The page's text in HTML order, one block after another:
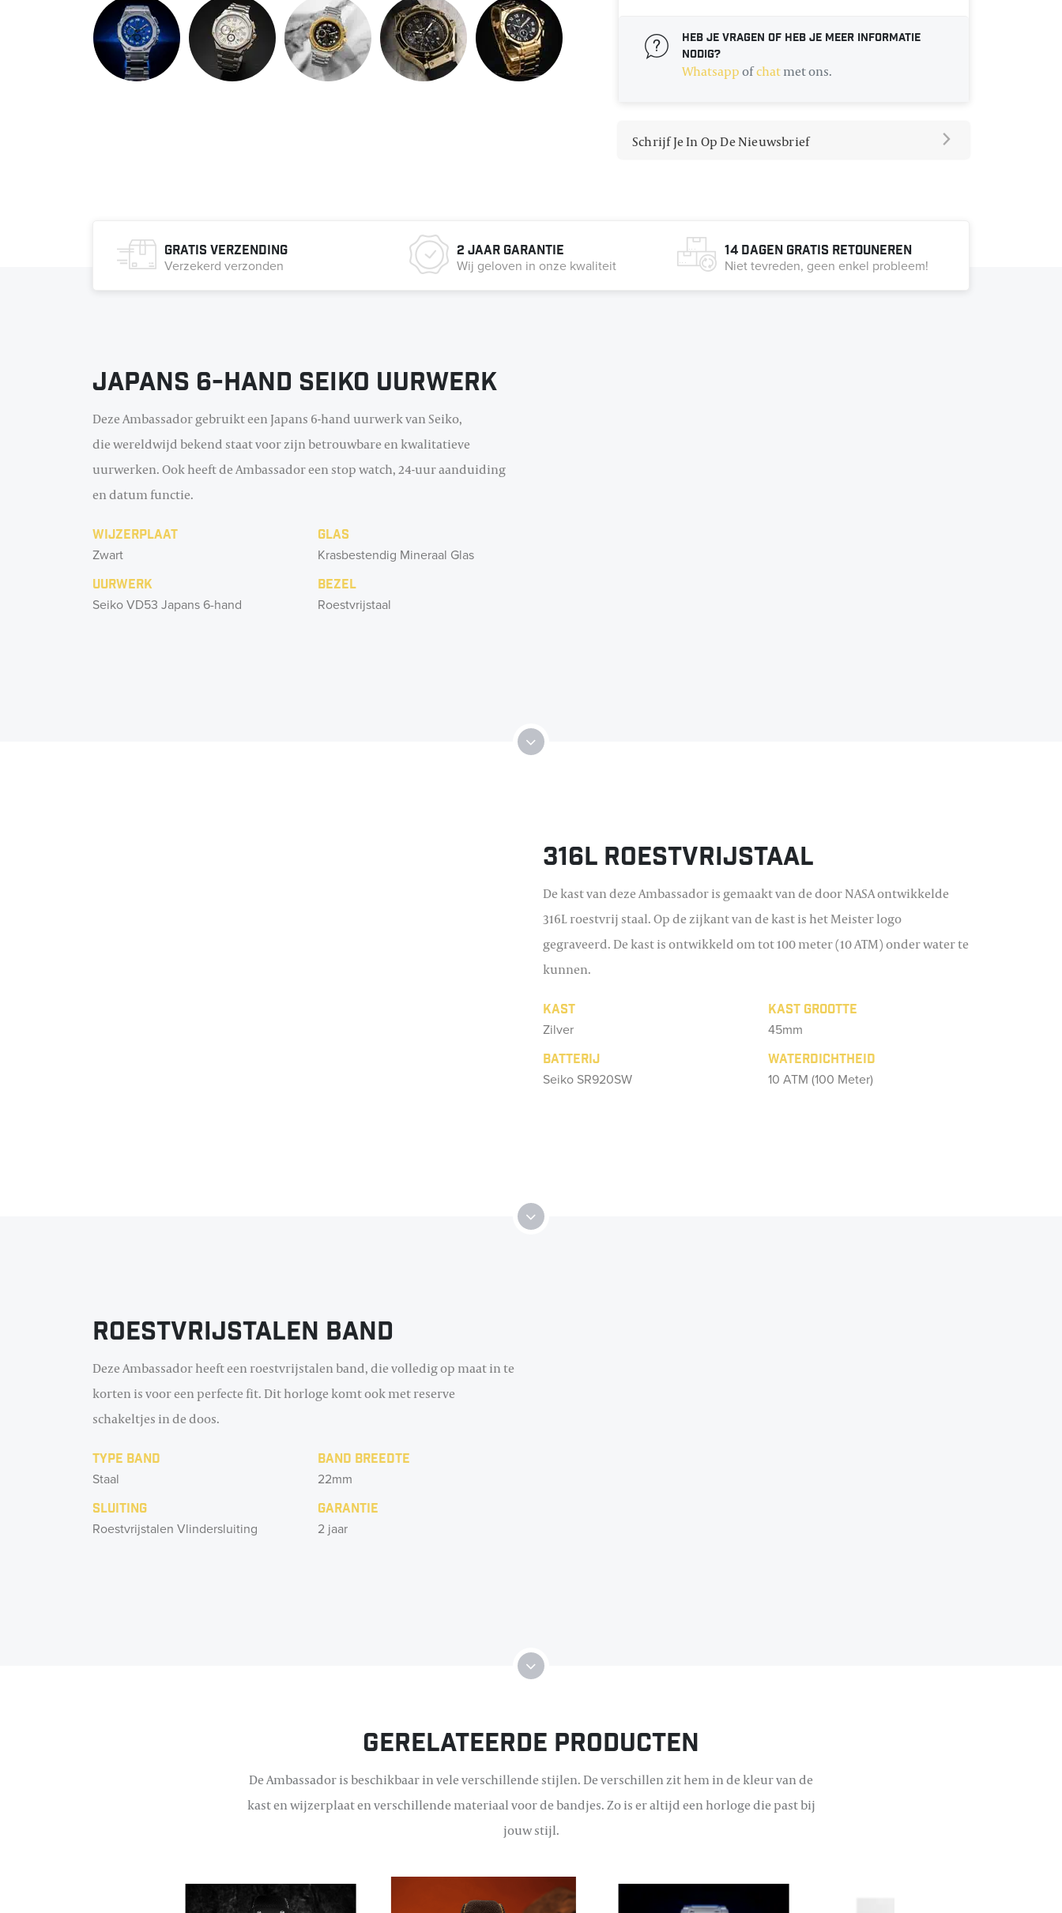
Heb je vragen of heb je meer informatie
nodig?
Whatsappofchatmet ons.
Schrijf Je In Op De Nieuwsbrief
Gratis verzending
Verzekerd verzonden
2 jaar garantie
Wij geloven in onze kwaliteit
14 dagen gratis retouneren
Niet tevreden, geen enkel probleem!
Japans 6-hand Seiko uurwerk
Deze Ambassador gebruikt een Japans 6-hand uurwerk van Seiko,
die wereldwijd bekend staat voor zijn betrouwbare en kwalitatieve
uurwerken. Ook heeft de Ambassador een stop watch, 24-uur aanduiding
en datum functie.
Wijzerplaat Glas
Zwart Krasbestendig Mineraal Glas
Uurwerk Bezel
Seiko VD53 Japans 6-hand Roestvrijstaal
316L roestvrijstaal
De kast van deze Ambassador is gemaakt van de door NASA ontwikkelde
316L roestvrij staal. Op de zijkant van de kast is het Meister logo
gegraveerd. De kast is ontwikkeld om tot 100 meter (10 ATM) onder water te
kunnen.
Kast Kast grootte
Zilver 45mm
Batterij Waterdichtheid
Seiko SR920SW 10 ATM (100 Meter)
Roestvrijstalen band
Deze Ambassador heeft een roestvrijstalen band, die volledig op maat in te
korten is voor een perfecte fit. Dit horloge komt ook met reserve
schakeltjes in de doos.
Type band Band breedte
Staal 22mm
Sluiting Garantie
Roestvrijstalen Vlindersluiting 2 jaar
Gerelateerde producten
De Ambassador is beschikbaar in vele verschillende stijlen. De verschillen zit hem in de kleur van de
kast en wijzerplaat en verschillende materiaal voor de bandjes. Zo is er altijd een horloge die past bij
jouw stijl.